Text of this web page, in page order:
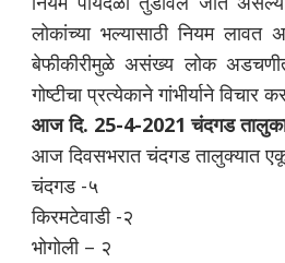
लोकांच्या भल्यासाठी नियम लावत
बेफीकीरीमुळे असंख्य लोक
गोष्टीचा प्रत्येकाने गांभीर्याने
आज दि. 25-4-2021 चंदगड तालुका
आज दिवसभरात चंदगड तालुक्यात
चंदगड -५
किरमटेवाडी -२
भोगोली – २